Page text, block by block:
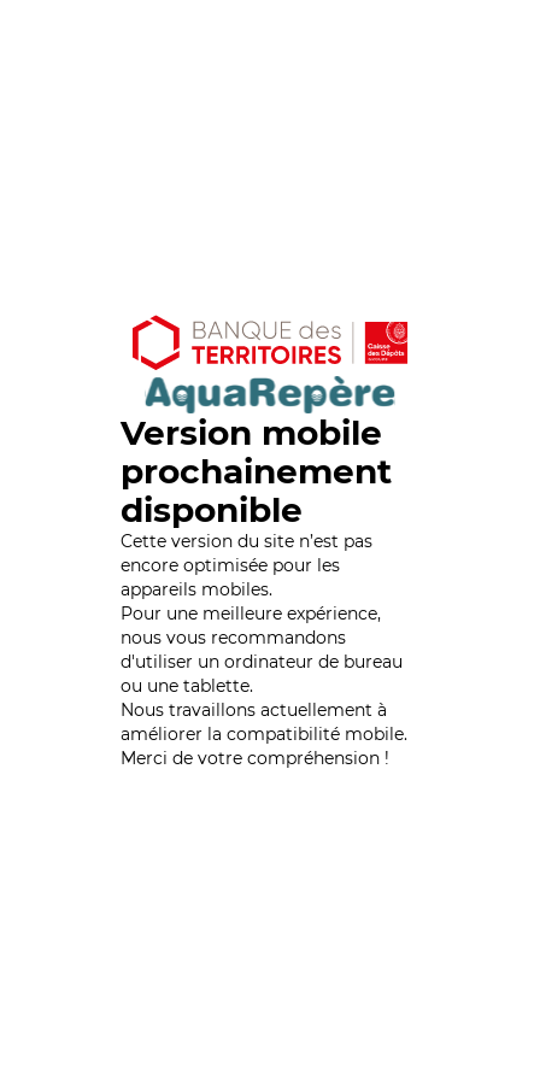
Version mobile
prochainement
disponible
Cette version du site n’est pas
encore optimisée pour les
appareils mobiles.
Pour une meilleure expérience,
nous vous recommandons
d'utiliser un ordinateur de bureau
ou une tablette.
Nous travaillons actuellement à
améliorer la compatibilité mobile.
Merci de votre compréhension !